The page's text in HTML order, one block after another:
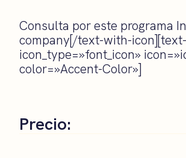
Consulta por este programa In
company[/text-with-
icon_type=»font_icon»
color=»Accent-Color»]
Precio: